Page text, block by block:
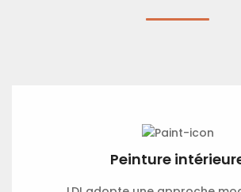
Peinture